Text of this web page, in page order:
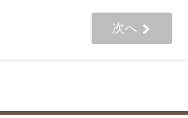
次へ